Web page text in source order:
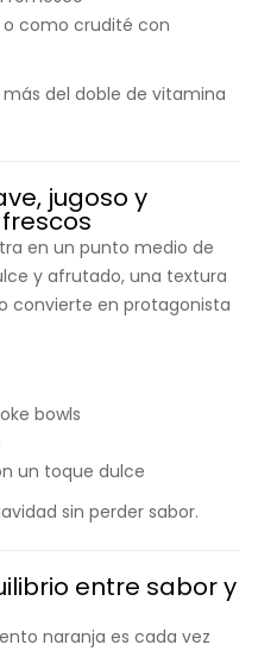
o como crudité con
del doble de vitamina
jugoso y
en un punto medio de
y afrutado, una textura
convierte en protagonista
bowls
un toque dulce
sin perder sabor.
entre sabor y
naranja es cada vez